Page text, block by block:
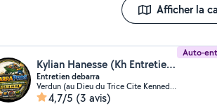
Afficher la
Auto-
Kylian Hanesse (Kh Entretien Et Debarra)
Entretien debarra
Verdun (au Dieu du Trice Cite Kennedy Louis Best)
4,7/5 (3 avis)